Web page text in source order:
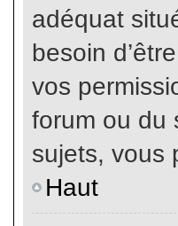
adéquat
besoin
vos
forum ou du
sujets, vous
Haut